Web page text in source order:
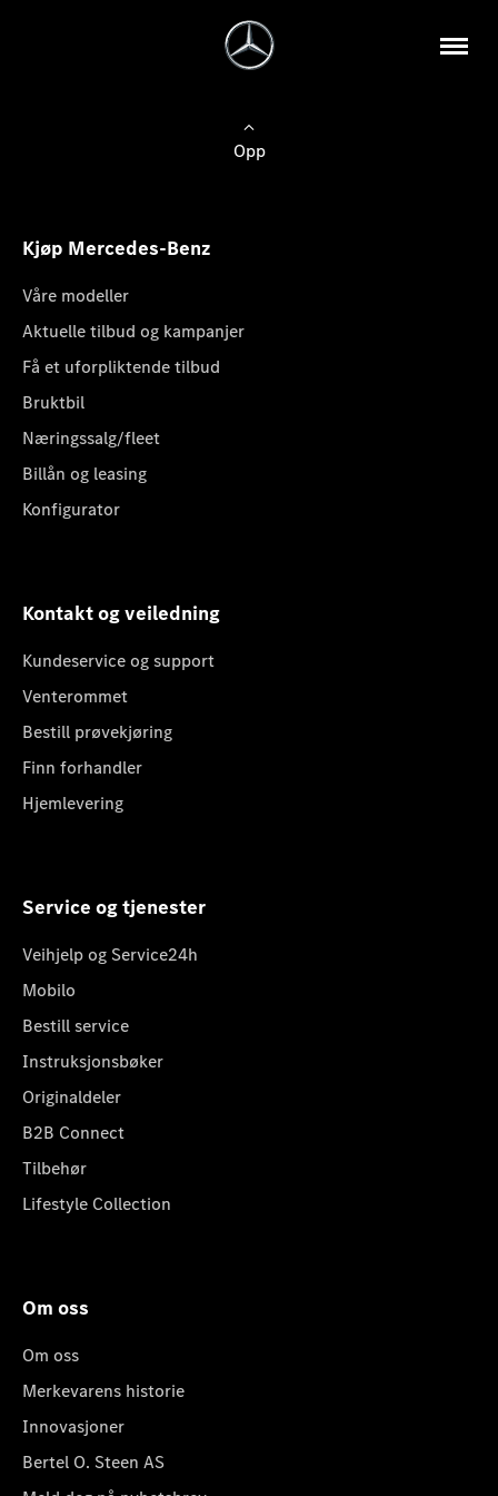
Opp
Kjøp Mercedes-Benz
Våre modeller
Aktuelle tilbud og kampanjer
Få et uforpliktende tilbud
Bruktbil
Næringssalg/fleet
Billån og leasing
Konfigurator
Kontakt og veiledning
Kundeservice og support
Venterommet
Bestill prøvekjøring
Finn forhandler
Hjemlevering
Service og tjenester
Veihjelp og Service24h
Mobilo
Bestill service
Instruksjonsbøker
Originaldeler
B2B Connect
Tilbehør
Lifestyle Collection
Om oss
Om oss
Merkevarens historie
Innovasjoner
Bertel O. Steen AS